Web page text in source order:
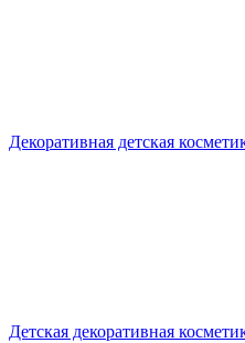
Декоративная детская
Детская декоративная